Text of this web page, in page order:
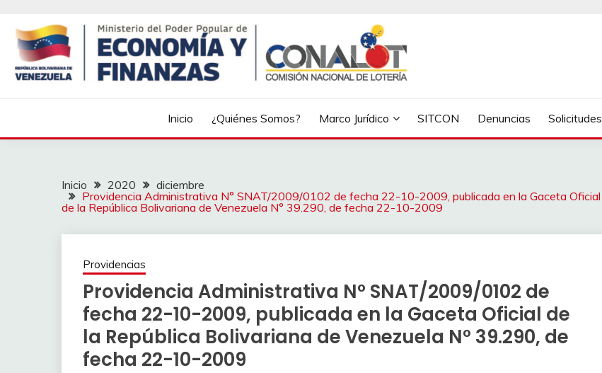
Inicio ¿Quiénes Somos? Marco Jurídico SITCON Denuncias Solicitudes
Inicio 2020
diciembre
Providencia Administrativa N° SNAT/2009/0102 de fecha 22-10-2009, publicada en la Gaceta Oficial
de la República Bolivariana de Venezuela N° 39.290, de fecha 22-10-2009
Providencias
Providencia Administrativa N° SNAT/2009/0102 de
fecha 22-10-2009, publicada en la Gaceta Oficial de
la República Bolivariana de Venezuela N° 39.290, de
fecha 22-10-2009